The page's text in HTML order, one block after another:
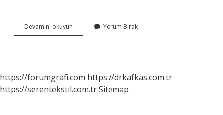
Devamını okuyun
Gram
Yorum Bırak
https://forumgrafi.com https://drkafkas.com.tr
https://serentekstil.com.trSitemap